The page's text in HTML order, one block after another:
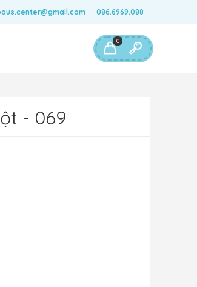
086.6969.088
0
- 069